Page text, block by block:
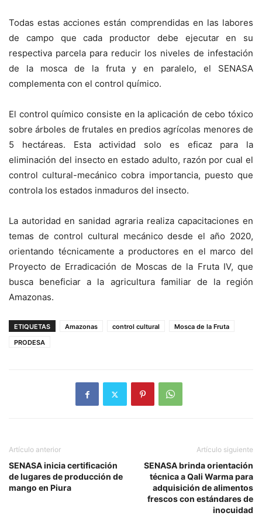
Todas estas acciones están comprendidas en las labores
de campo que cada productor debe ejecutar en su
respectiva parcela para reducir los niveles de infestación
de la mosca de la fruta y en paralelo, el SENASA
complementa con el control químico.
El control químico consiste en la aplicación de cebo tóxico
sobre árboles de frutales en predios agrícolas menores de
5 hectáreas. Esta actividad solo es eficaz para la
eliminación del insecto en estado adulto, razón por cual el
control cultural-mecánico cobra importancia, puesto que
controla los estados inmaduros del insecto.
La autoridad en sanidad agraria realiza capacitaciones en
temas de control cultural mecánico desde el año 2020,
orientando técnicamente a productores en el marco del
Proyecto de Erradicación de Moscas de la Fruta IV, que
busca beneficiar a la agricultura familiar de la región
Amazonas.
ETIQUETAS Amazonas control cultural
Mosca de la Fruta
PRODESA
Artículo anterior
SENASA inicia certificación
de lugares de producción de
mango en Piura
Artículo siguiente
SENASA brinda orientación
técnica a Qali Warma para
adquisición de alimentos
frescos con estándares de
inocuidad